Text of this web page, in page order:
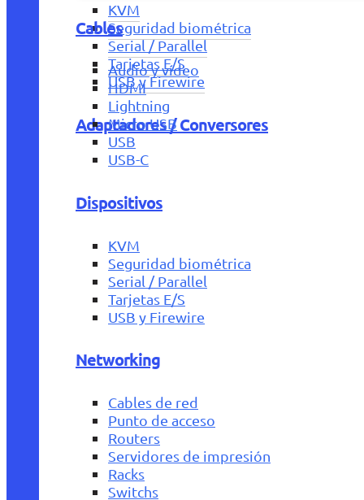
KVM
Seguridad biométrica
Serial / Parallel
Tarjetas E/S
USB y Firewire
Adaptadores / Conversores
Cables
Audio y vídeo
HDMI
Lightning
Micro USB
USB
USB-C
Dispositivos
KVM
Seguridad biométrica
Serial / Parallel
Tarjetas E/S
USB y Firewire
Networking
Cables de red
Punto de acceso
Routers
Servidores de impresión
Racks
Switchs